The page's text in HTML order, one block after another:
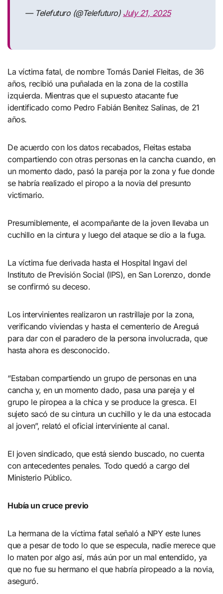
— Telefuturo (@Telefuturo) July 21, 2025
La víctima fatal, de nombre Tomás Daniel Fleitas, de 36
años, recibió una puñalada en la zona de la costilla
izquierda. Mientras que el supuesto atacante fue
identificado como Pedro Fabián Benítez Salinas, de 21
años.
De acuerdo con los datos recabados, Fleitas estaba
compartiendo con otras personas en la cancha cuando, en
un momento dado, pasó la pareja por la zona y fue donde
se habría realizado el piropo a la novia del presunto
victimario.
Presumiblemente, el acompañante de la joven llevaba un
cuchillo en la cintura y luego del ataque se dio a la fuga.
La víctima fue derivada hasta el Hospital Ingavi del
Instituto de Previsión Social (IPS), en San Lorenzo, donde
se confirmó su deceso.
Los intervinientes realizaron un rastrillaje por la zona,
verificando viviendas y hasta el cementerio de Areguá
para dar con el paradero de la persona involucrada, que
hasta ahora es desconocido.
“Estaban compartiendo un grupo de personas en una
cancha y, en un momento dado, pasa una pareja y el
grupo le piropea a la chica y se produce la gresca. El
sujeto sacó de su cintura un cuchillo y le da una estocada
al joven”, relató el oficial interviniente al canal.
El joven sindicado, que está siendo buscado, no cuenta
con antecedentes penales. Todo quedó a cargo del
Ministerio Público.
Hubía un cruce previo
La hermana de la víctima fatal señaló a NPY este lunes
que a pesar de todo lo que se especula, nadie merece que
lo maten por algo así, más aún por un mal entendido, ya
que no fue su hermano el que habría piropeado a la novia,
aseguró.